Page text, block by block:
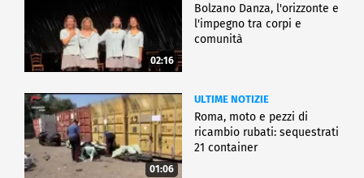
02:16
Bolzano Danza, l'orizzonte e
l'impegno tra corpi e
comunità
01:06
ULTIME NOTIZIE
Roma, moto e pezzi di
ricambio rubati: sequestrati
21 container